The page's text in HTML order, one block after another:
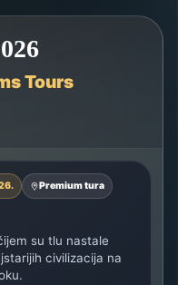
Tours
Premium tura
su tlu nastale
civilizacija na